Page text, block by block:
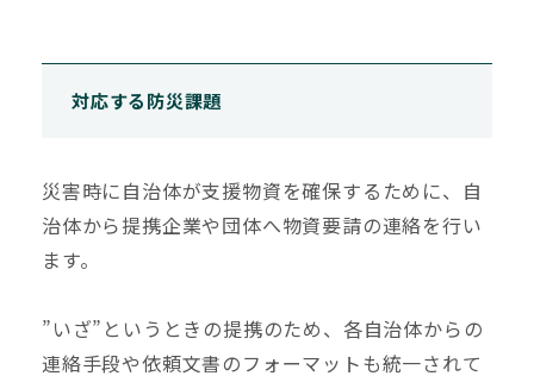
対応する防災課題
災害時に自治体が支援物資を確保するために、自
治体から提携企業や団体へ物資要請の連絡を行い
ます。
”いざ”というときの提携のため、各自治体からの
連絡手段や依頼文書のフォーマットも統一されて